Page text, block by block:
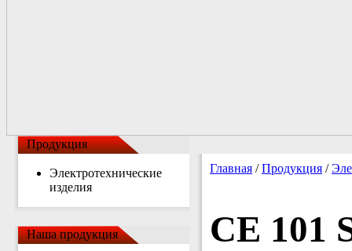
Продукция
Электротехнические
изделия
Наша продукция
Главная /Продукция /
CE 101